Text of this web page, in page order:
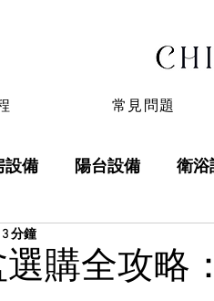
常見問題
設備 陽台設備 衛浴
購全攻略
分鐘